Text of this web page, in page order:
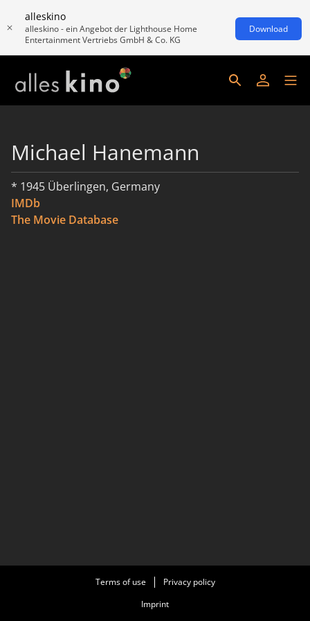
alleskino
alleskino - ein Angebot der Lighthouse Home
Entertainment Vertriebs GmbH & Co. KG
Download
Michael Hanemann
* 1945 Überlingen, Germany
IMDb
The Movie Database
Terms of use
Privacy policy
Imprint